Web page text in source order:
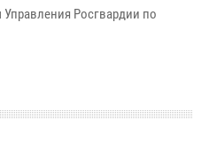
Росгвардии по